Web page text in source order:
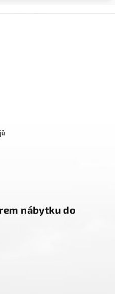
nábytku do